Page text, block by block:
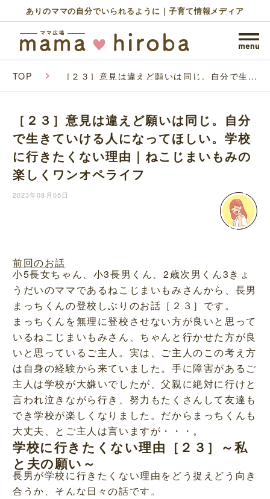
ありのママの自分でいられるように｜子育て情報メディア
TOP ［２３］意見は違えど願いは同じ。自分で生き
い理由｜ねこじまいもみの楽しくワンオペライ
［２３］意見は違えど願いは同じ。自分
で生きていける人になってほしい。学校
に行きたくない理由｜ねこじまいもみの
楽しくワンオペライフ
2023年08月05日
前回のお話
小5長女ちゃん、小3長男くん、2歳次男くん3きょ
うだいのママであるねこじまいもみさんから、長男
まっちくんの登校しぶりのお話［２３］です。
まっちくんを無理に登校させない方が良いと思って
いるねこじまいもみさん、ちゃんと行かせた方が良
いと思っているご主人。実は、ご主人のこの考え方
は自身の経験から来ていました。手に障害があるご
主人は学校が大嫌いでしたが、父親に絶対に行けと
言われ泣きながら行き、努力もたくさんして友達も
でき学校が楽しくなりました。だからまっちくんも
大丈夫、とご主人は言いますが・・・。
学校に行きたくない理由［２３］～私
と夫の願い～
長男が学校に行きたくない理由をどう捉えどう向き
合うか、そんな日々の話です。